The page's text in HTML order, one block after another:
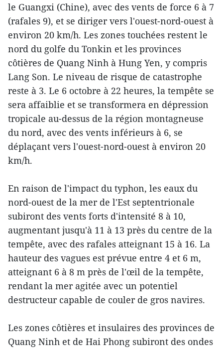
le Guangxi (Chine), avec des vents de force 6 à 7
(rafales 9), et se diriger vers l'ouest-nord-ouest à
environ 20 km/h. Les zones touchées restent le
nord du golfe du Tonkin et les provinces
côtières de Quang Ninh à Hung Yen, y compris
Lang Son. Le niveau de risque de catastrophe
reste à 3. Le 6 octobre à 22 heures, la tempête se
sera affaiblie et se transformera en dépression
tropicale au-dessus de la région montagneuse
du nord, avec des vents inférieurs à 6, se
déplaçant vers l'ouest-nord-ouest à environ 20
km/h.
En raison de l'impact du typhon, les eaux du
nord-ouest de la mer de l'Est septentrionale
subiront des vents forts d'intensité 8 à 10,
augmentant jusqu'à 11 à 13 près du centre de la
tempête, avec des rafales atteignant 15 à 16. La
hauteur des vagues est prévue entre 4 et 6 m,
atteignant 6 à 8 m près de l'œil de la tempête,
rendant la mer agitée avec un potentiel
destructeur capable de couler de gros navires.
Les zones côtières et insulaires des provinces de
Quang Ninh et de Hai Phong subiront des ondes